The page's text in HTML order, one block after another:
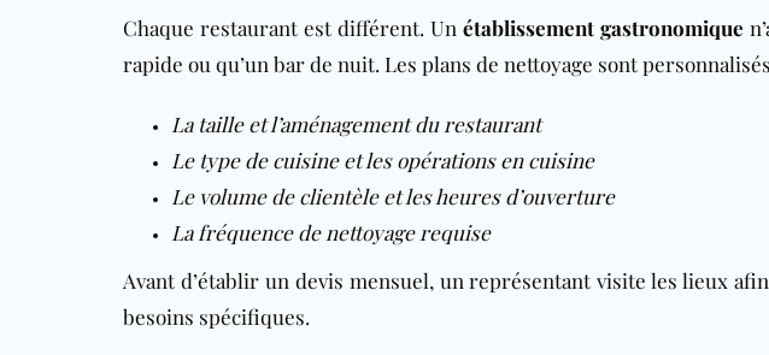
Chaque restaurant est différent. Unétablissement gastronomique
rapide ou qu’un bar de nuit. Les plans de nettoyage sont
La taille et l’aménagement du restaurant
Le type de cuisine et les opérations en cuisine
Le volume de clientèle et les heures d’ouverture
La fréquence de nettoyage requise
Avant d’établir un devis mensuel, un représentant visite les lieux
besoins spécifiques.